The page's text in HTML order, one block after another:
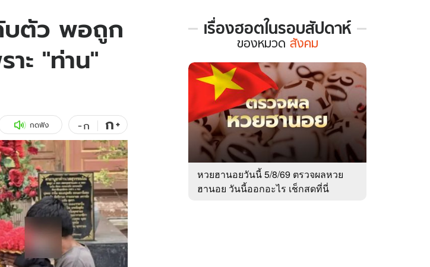
ต์
-กิน
Thailand
Choice
เกมส์
WeTV
Exclusive WeTV
นิยาย
บตัว พอถูก
ะ "ท่าน"
กดฟัง -ก ก+
เรื่องฮอตในรอบสัปดาห์
เรื่อง
ใน
รอบ
สัปดาห์
หมวด
สังคม
ของหมวด สังคม
หวยฮานอยวันนี้ 5/8/69 ตรวจผลหวย
ฮานอย วันนี้ออกอะไร เช็กสดที่นี่